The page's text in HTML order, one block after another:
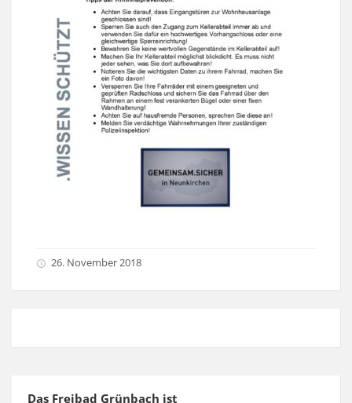
26. November 2018
Das Freibad Grünbach ist